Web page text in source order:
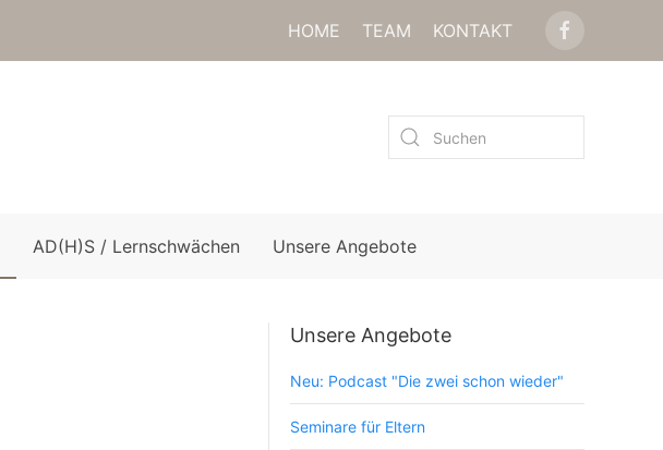
HOME TEAM KONTAKT
AD(H)S / Lernschwächen Unsere Angebote
Unsere Angebote
Neu: Podcast "Die zwei schon wieder"
Seminare für Eltern